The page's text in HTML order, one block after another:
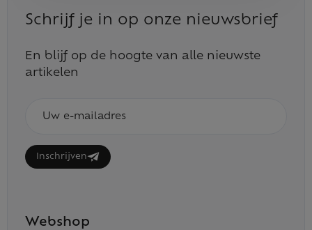
Schrijf je in op onze nieuwsbrief
En blijf op de hoogte van alle nieuwste
artikelen
mailadres
Inschrijven
Webshop